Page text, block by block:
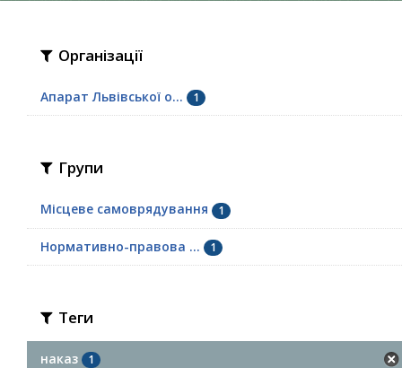
Організації
Апарат Львівської о... 1
Групи
Місцеве самоврядування 1
Нормативно-правова ... 1
Теги
наказ 1